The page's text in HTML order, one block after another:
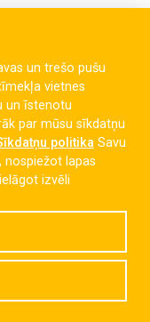
LV-3405
un trešo pušu
vietnes
un īstenotu
par mūsu sīkdatņu
politikaSavu
lapas
izvēli